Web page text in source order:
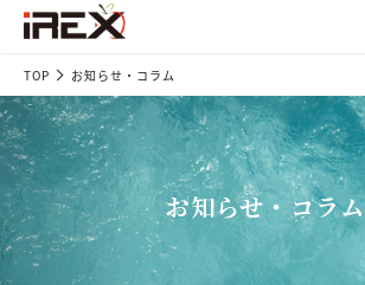
TOP お知らせ・コラム
お知らせ・コラム